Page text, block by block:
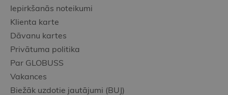
Iepirkšanās noteikumi
Klienta karte
Dāvanu kartes
Privātuma politika
Par GLOBUSS
Vakances
Biežāk uzdotie jautājumi (BUJ)